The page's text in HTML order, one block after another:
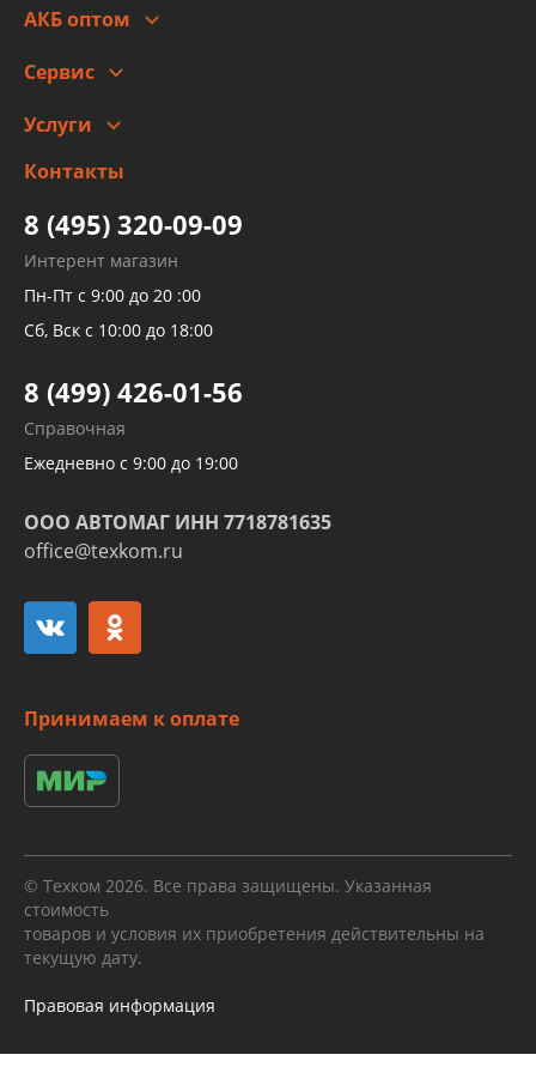
Гарантии и возврат
АКБ оптом
Сервис
Заправка кондиционера авто
Детейлинг
Услуги
высокого давления
Тормозных трубок
Рукавов гидроусилителей
Рукавов компрессоров и турбин
Трубок кондиционеров
Развертка пайка медных стальных
алюминиевых трубок и штуцеров
Контакты
8 (495) 320-09-09
Интерент магазин
Пн-Пт с 9:00 до 20 :00
Сб, Вск с 10:00 до 18:00
8 (499) 426-01-56
Справочная
Ежедневно с 9:00 до 19:00
ООО АВТОМАГ ИНН 7718781635
office@texkom.ru
Принимаем к оплате
© Техком 2026. Все права защищены. Указанная
стоимость
товаров и условия их приобретения действительны на
текущую дату.
Правовая информация